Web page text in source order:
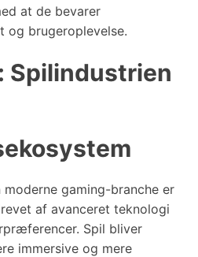
at de bevarer
og brugeroplevelse.
Spilindustrien
gaming-branche er
af avanceret teknologi
Spil bliver
immersive og mere